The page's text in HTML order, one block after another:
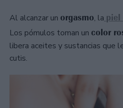
Al alcanzar un orgasmo, la piel
Los pómulos toman un color
libera aceites y sustancias que
cutis.